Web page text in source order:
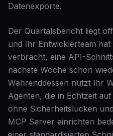
Datenexporte.
Der Quartalsbericht liegt
und Ihr Entwicklerteam hat
verbracht, eine API-
nächste Woche schon
Währenddessen nutzt Ihr
Agenten, die in Echtzeit
ohne Sicherheitslücken
MCP Server einrichten